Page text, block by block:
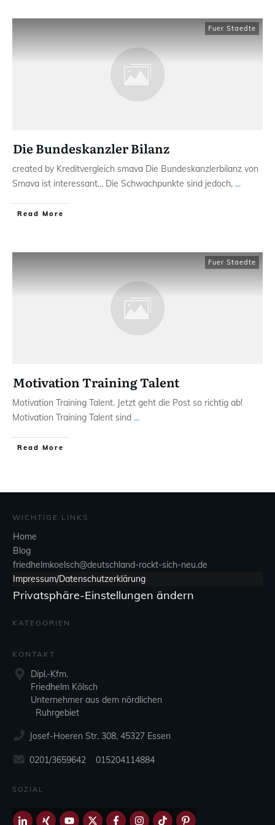
Fuer Staedte
Die Bundeskanzler Bilanz
created by Kreditvergleich smava Die Bundeskanzlerbilanz von
Smava ist interessant... Die Schwachpunkte sind jedoch, ...
Read More
Fuer Staedte
Motivation Training Talent
Motivation Training Talent. Jetzt geht die Post so richtig ab!
Motivation Training Talent sind ...
Read More
WICHTIGE LINKS
Home
Blog
friedhelmkoelsch@deutschland-rockt-sich-neu.de
Impressum/Datenschutzerklärung
Privatsphäre-Einstellungen ändern
KATEGORIEN
KONTAKT
Dipl.-Kfm.
Friedhelm Kölsch
Unternehmer aus dem nördlichen
Ruhrgebiet
Josef-Hoeren Str. 308, 45327 Essen
0201/3659642 015204114884
SOZIAL